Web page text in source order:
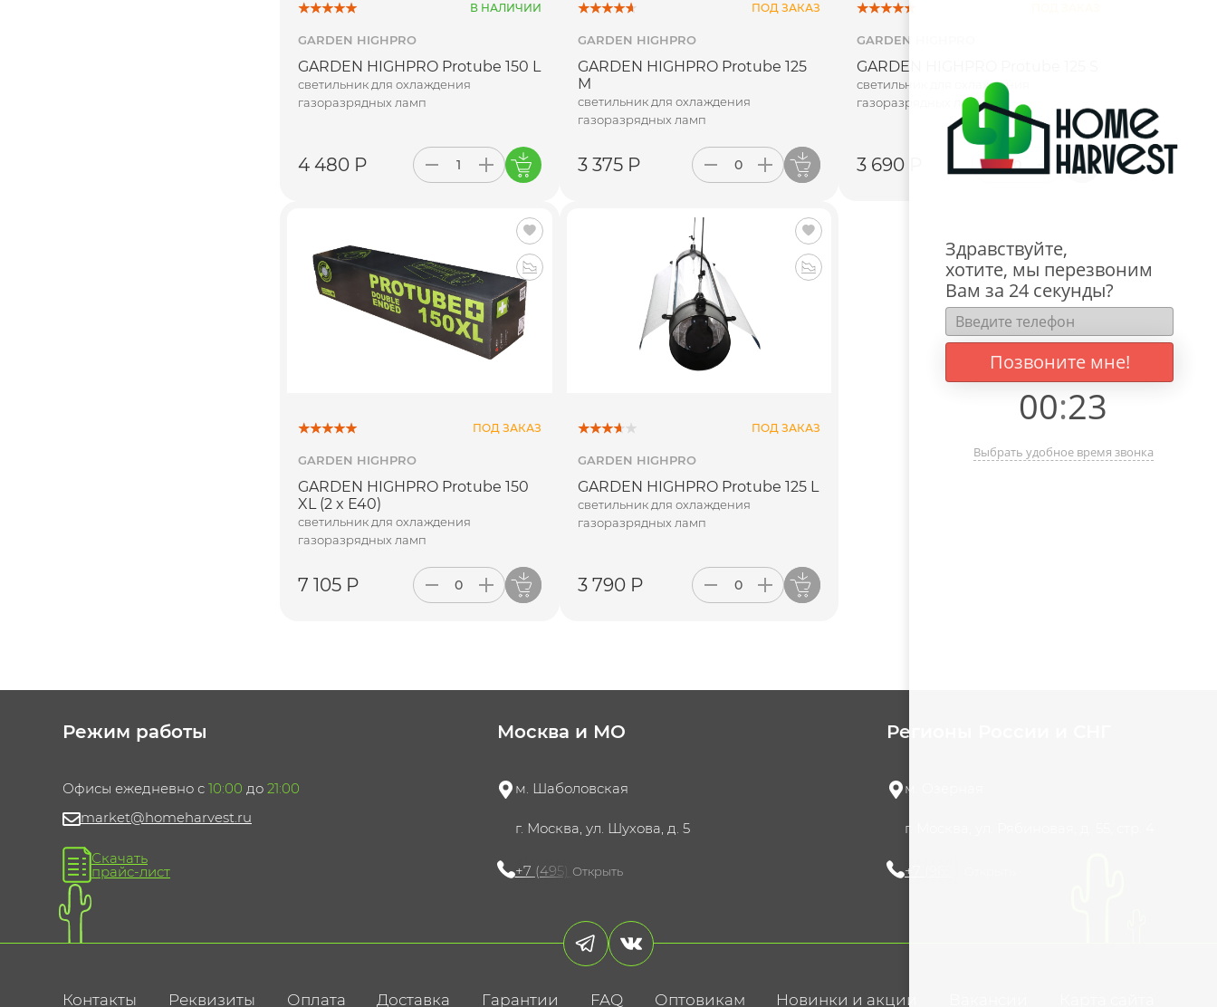
В НАЛИЧИИ
GARDEN HIGHPRO
GARDEN HIGHPRO Protube 150 L
светильник для охлаждения
газоразрядных ламп
4 480 Р
ПОД ЗАКАЗ
GARDEN HIGHPRO
GARDEN HIGHPRO Protube 125
M
светильник для охлаждения
газоразрядных ламп
3 375 Р
GARDEN HIGHPRO
GARDEN HIGHPRO Protube 125 S
светильник для охлаждения
газоразрядных ламп
3 690 Р
ПОД ЗАКАЗ
GARDEN HIGHPRO
GARDEN HIGHPRO Protube 150
XL (2 x Е40)
светильник для охлаждения
газоразрядных ламп
7 105 Р
ПОД ЗАКАЗ
GARDEN HIGHPRO
GARDEN HIGHPRO Protube 125 L
светильник для охлаждения
газоразрядных ламп
3 790 Р
Режим работы
Офисы ежедневно с 10:00 до 21:00
market@homeharvest.ru
Скачать
прайс-лист
Москва и МО
м. Шаболовская
г. Москва, ул. Шухова, д. 5
+7 (495) 721-60-15
Открыть
Регионы России и СНГ
м. Озерная
г. Москва, ул. Рябиновая, д. 55, стр. 4
+7 (965) 420-10-10
Контакты Реквизиты Оплата Доставка Гарантии FAQ Оптовикам Новинки и акции
Здравствуйте,
хотите, мы перезвоним
Вам за 24 секунды?
Позвоните мне!
00:23
Выбрать удобное время звонка